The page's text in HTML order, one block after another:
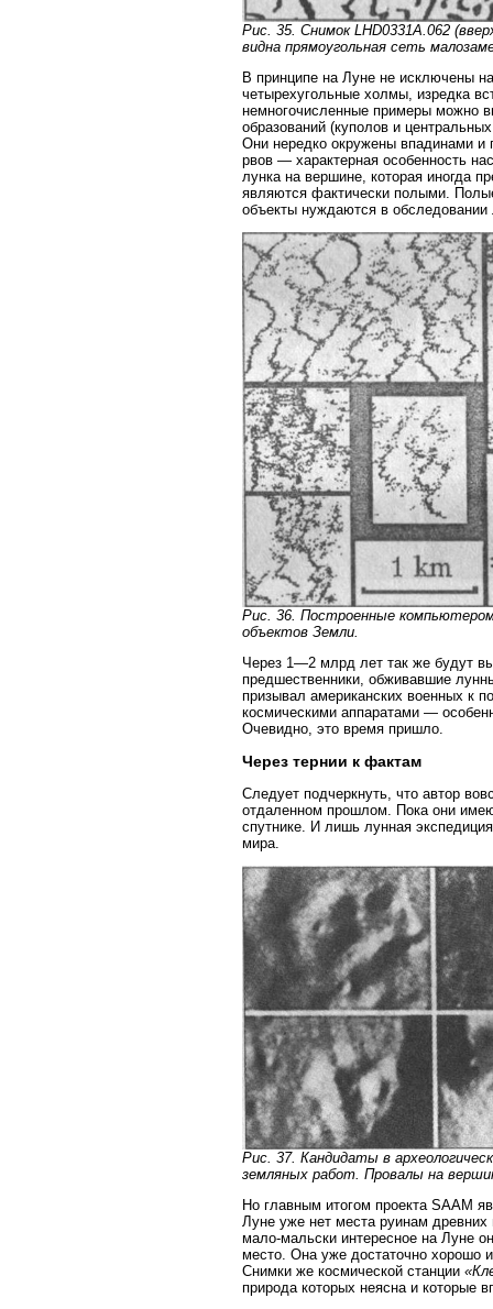
Рис. 35. Снимок LHD0331A.062
видна прямоугольная сеть
В принципе на Луне не исключены
четырехугольные холмы, изредка
немногочисленные примеры можно
образований (куполов и
Они нередко окружены впадинами
рвов — характерная особенность
лунка на вершине, которая иногда
являются фактически полыми.
объекты нуждаются в обследовании
Рис. 36. Построенные
объектов Земли.
Через 1—2 млрд лет так же будут
предшественники, обживавшие
призывал американских военных к
космическими аппаратами —
Очевидно, это время пришло.
Через тернии к фактам
Следует подчеркнуть, что автор
отдаленном прошлом. Пока они
спутнике. И лишь лунная
мира.
Рис. 37. Кандидаты в
земляных работ. Провалы на
Но главным итогом проекта SAAM
Луне уже нет места руинам
мало-мальски интересное на Луне
место. Она уже достаточно хорошо
Снимки же космической станции
природа которых неясна и которые